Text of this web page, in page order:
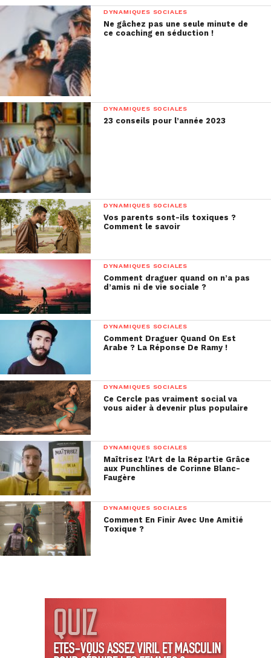
DYNAMIQUES SOCIALES
Ne gâchez pas une seule minute de
ce coaching en séduction !
DYNAMIQUES SOCIALES
23 conseils pour l’année 2023
DYNAMIQUES SOCIALES
Vos parents sont-ils toxiques ?
Comment le savoir
DYNAMIQUES SOCIALES
Comment draguer quand on n’a pas
d’amis ni de vie sociale ?
DYNAMIQUES SOCIALES
Comment Draguer Quand On Est
Arabe ? La Réponse De Ramy !
DYNAMIQUES SOCIALES
Ce Cercle pas vraiment social va
vous aider à devenir plus populaire
DYNAMIQUES SOCIALES
Maîtrisez l’Art de la Répartie Grâce
aux Punchlines de Corinne Blanc-
Faugère
DYNAMIQUES SOCIALES
Comment En Finir Avec Une Amitié
Toxique ?